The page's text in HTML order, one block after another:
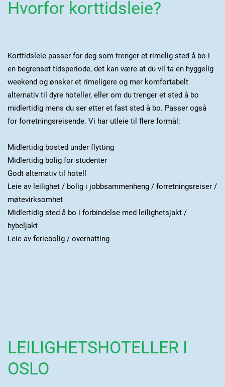
Hvorfor korttidsleie?
Korttidsleie passer for deg som trenger et rimelig sted å bo i
en begrenset tidsperiode, det kan være at du vil ta en hyggelig
weekend og ønsker et rimeligere og mer komfortabelt
alternativ til dyre hoteller, eller om du trenger et sted å bo
midlertidig mens du ser etter et fast sted å bo. Passer også
for forretningsreisende. Vi har utleie til flere formål:
Midlertidig bosted under flytting
Midlertidig bolig for studenter
Godt alternativ til hotell
Leie av leilighet / bolig i jobbsammenheng / forretningsreiser /
møtevirksomhet
Midlertidig sted å bo i forbindelse med leilighetsjakt /
hybeljakt
Leie av feriebolig / overnatting
LEILIGHETSHOTELLER I
OSLO